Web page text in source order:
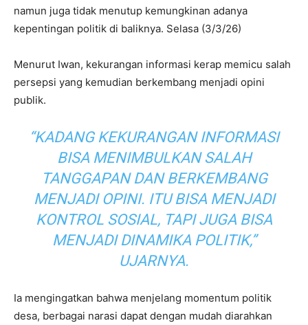
namun juga tidak menutup kemungkinan adanya
kepentingan politik di baliknya. Selasa (3/3/26)
Menurut Iwan, kekurangan informasi kerap memicu salah
persepsi yang kemudian berkembang menjadi opini
publik.
“KADANG KEKURANGAN INFORMASI
BISA MENIMBULKAN SALAH
TANGGAPAN DAN BERKEMBANG
MENJADI OPINI. ITU BISA MENJADI
KONTROL SOSIAL, TAPI JUGA BISA
MENJADI DINAMIKA POLITIK,”
UJARNYA.
Ia mengingatkan bahwa menjelang momentum politik
desa, berbagai narasi dapat dengan mudah diarahkan